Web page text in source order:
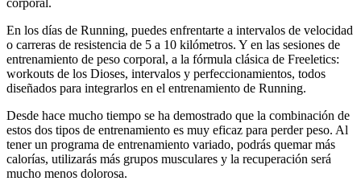
En los días de Running, puedes enfrentarte a intervalos de velocidad
o carreras de resistencia de 5 a 10 kilómetros. Y en las sesiones de
entrenamiento de peso corporal, a la fórmula clásica de Freeletics:
workouts de los Dioses, intervalos y perfeccionamientos, todos
diseñados para integrarlos en el entrenamiento de Running.
Desde hace mucho tiempo se ha demostrado que la combinación de
estos dos tipos de entrenamiento es muy eficaz para perder peso. Al
tener un programa de entrenamiento variado, podrás quemar más
calorías, utilizarás más grupos musculares y la recuperación será
mucho menos dolorosa.